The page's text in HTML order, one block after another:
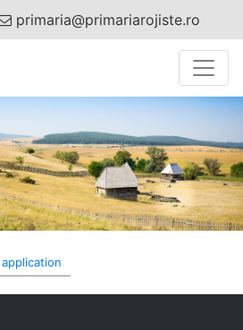
primaria@primariarojiste.ro